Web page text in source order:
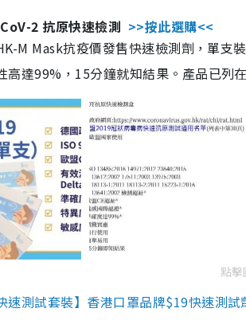
2 抗原快速檢測 >>按此選購<<
M Mask抗疫價發售快速檢測劑，單
高達99%，15分鐘就知結果。產品已列
點
速測試套裝】香港口罩品牌$19快速測